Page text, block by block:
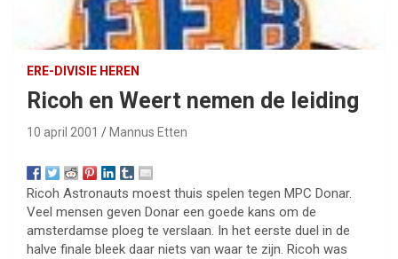
ERE-DIVISIE HEREN
Ricoh en Weert nemen de leiding
10 april 2001 Mannus Etten
Ricoh Astronauts moest thuis spelen tegen MPC Donar.
Veel mensen geven Donar een goede kans om de
amsterdamse ploeg te verslaan. In het eerste duel in de
halve finale bleek daar niets van waar te zijn. Ricoh was